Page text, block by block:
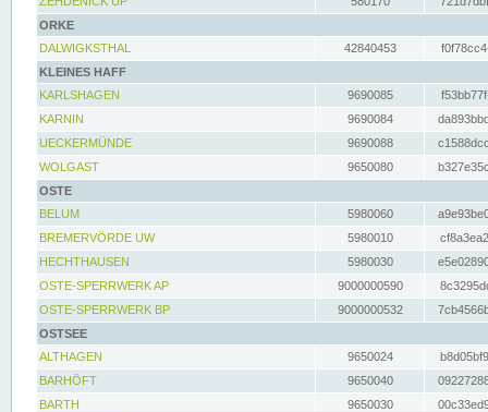
ORKE
DALWIGKSTHAL
42840453
KLEINES HAFF
KARLSHAGEN
9690085
KARNIN
9690084
UECKERMÜNDE
9690088
WOLGAST
9650080
OSTE
BELUM
5980060
BREMERVÖRDE UW
5980010
HECHTHAUSEN
5980030
OSTE-SPERRWERK AP
9000000590
OSTE-SPERRWERK BP
9000000532
OSTSEE
ALTHAGEN
9650024
BARHÖFT
9650040
BARTH
9650030